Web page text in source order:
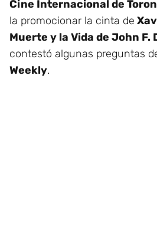
Cine Internacional de
la promocionar la cinta de
Muerte y la Vida de John F.
contestó algunas preguntas
Weekly.